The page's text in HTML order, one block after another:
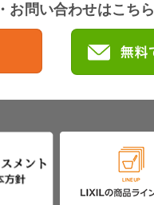
お問い合わせはこちら